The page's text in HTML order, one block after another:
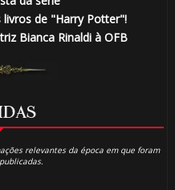
de "Harry Potter"!
Bianca Rinaldi à OFB
relevantes da época em que foram